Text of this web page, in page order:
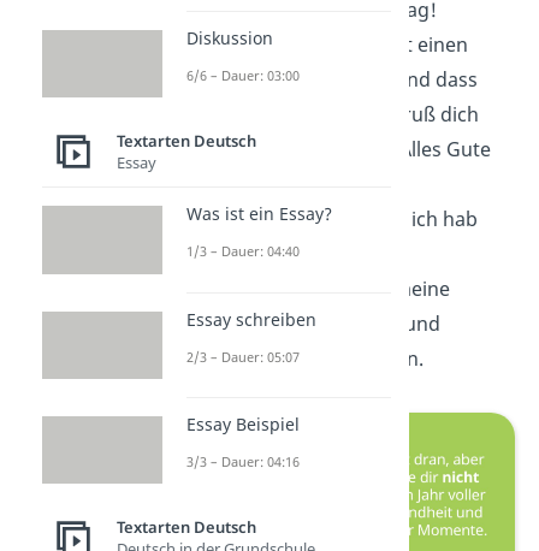
Liebe zum Geburtstag!
Ich hoffe, du hattest einen
wundervollen
und dass
mein verspäteter Gruß dich
trotzdem erreicht. Alles Gute
Bitte verzeih‘ mir — ich hab
deinen Geburtstag
. Aber meine
Wünsche sind echt und
kommen von Herzen.
Diskussion
6/6 – Dauer: 03:00
Textarten Deutsch
Essay
Was ist ein Essay?
1/3 – Dauer: 04:40
Essay schreiben
2/3 – Dauer: 05:07
Essay Beispiel
3/3 – Dauer: 04:16
Textarten Deutsch